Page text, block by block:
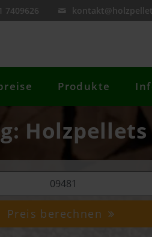
7409626
Produkte
Preis berechnen